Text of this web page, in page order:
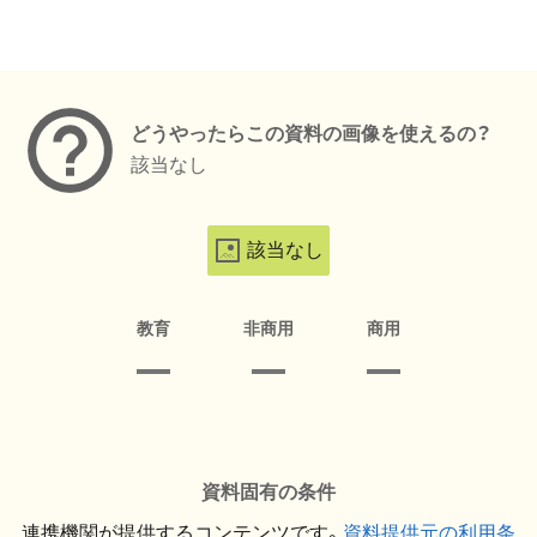
どうやったらこの資料の画像を使えるの？
該当なし
該当なし
教育 非商用 商用
資料固有の条件